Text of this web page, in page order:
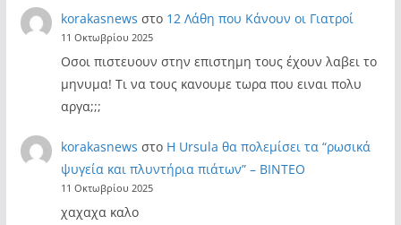
korakasnews στο 12 Λάθη που Κάνουν οι Γιατροί
11 Οκτωβρίου 2025
Οσοι πιστευουν στην επιστημη τους έχουν λαβει το
μηνυμα! Τι να τους κανουμε τωρα που ειναι πολυ
αργα;;;
korakasnews στο Η Ursula θα πολεμίσει τα “ρωσικά
ψυγεία και πλυντήρια πιάτων” – ΒΙΝΤΕΟ
11 Οκτωβρίου 2025
χαχαχα καλο